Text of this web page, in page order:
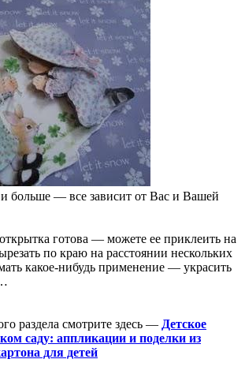
больше — все зависит от Вас и Вашей
готова — можете ее приклеить на
по краю на расстоянии нескольких
какое-нибудь применение — украсить
раздела смотрите здесь — Детское
саду: аппликации и поделки из
для детей